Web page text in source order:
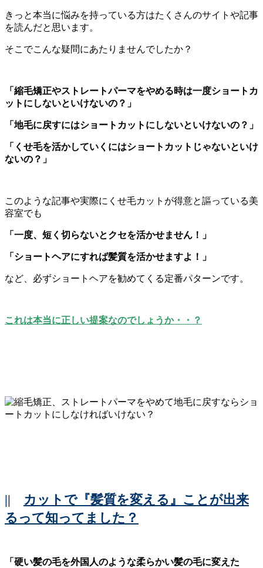
きっと本当に悩みを持っている方はたくさんのサイトや記事
を読んだと思います。
そこでこんな疑問にあたりませんでしたか？
「縮毛矯正やストレートパーマをやめる時は一度ショートカ
ットにしないといけないの？」
「地毛に戻すにはショートカットにしないといけないの？」
「くせ毛を活かしていくにはショートカットじゃないといけ
ないの？」
このような記事や実際にくせ毛カットが得意と謳っている美
容室でも
「一度、短く切らないとクセを活かせません！」
「ショートヘアにすれば髪質を活かせますよ！」
など、必ずショートヘアを勧めてくる定番パターンです。
これは本当に正しい提案なのでしょうか・・？
|| カットで『髪質を変える』ことが出来
るって知ってました？
「硬い髪の毛を外国人のような柔らかい髪の毛に変えた